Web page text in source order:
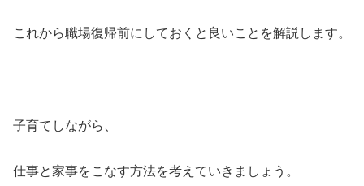
これから職場復帰前にしておくと良いことを解説します。
子育てしながら、
仕事と家事をこなす方法を考えていきましょう。